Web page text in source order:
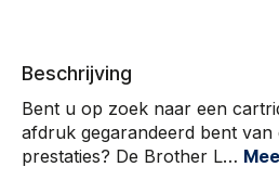
Beschrijving
Bent u op zoek naar een
afdruk gegarandeerd bent van
prestaties? De Brother L…